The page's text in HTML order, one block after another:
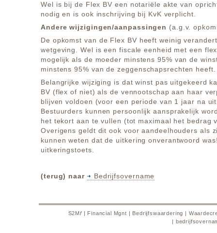
Wel is bij de Flex BV een notariële akte van
nodig en is ook inschrijving bij KvK verplicht.
Andere wijzigingen/aanpassingen (a.g.v.
De opkomst van de Flex BV heeft weinig
wetgeving. Wel is een fiscale eenheid met een
mogelijk als de moeder minstens 95% van de
minstens 95% van de zeggenschapsrechten heeft.
Belangrijke wijziging is dat winst pas uitgekeerd
BV (flex of niet) als de vennootschap aan haar
blijven voldoen (voor een periode van 1 jaar na
Bestuurders kunnen persoonlijk aansprakelijk
het tekort aan te vullen (tot maximaal het bedrag
Overigens geldt dit ook voor aandeelhouders als
kunnen weten dat de uitkering onverantwoord
uitkeringstoets.
(terug) naar Bedrijfsovername
S2Mf| Financial Mgnt Bedrijfswaardering